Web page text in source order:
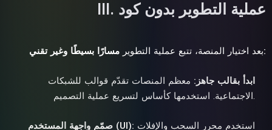
III. عملية التطوير بدون كود
بعد اختيار المنصة، تتبع عملية التطويرمسارًا بسيطًا وغير تقني:
ابدأ بقالب جاهز: معظم المنصات تقدّم قوالب للشبكات
الاجتماعية. استخدمها كأساس لتسريع عملية التصميم.
صمّم واجهة المستخدم (UI):